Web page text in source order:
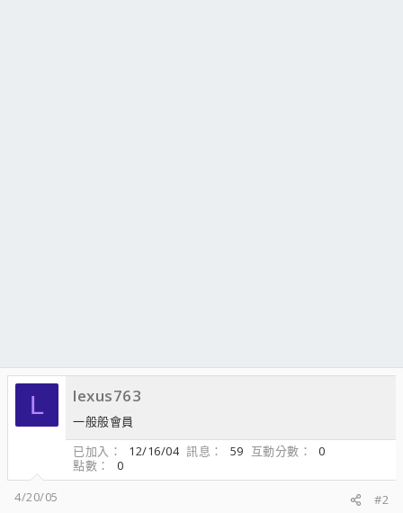
L lexus763
一般般會員
已加入
12/16/04 訊息 59 互動分數
0
點數
0
4/20/05
#2